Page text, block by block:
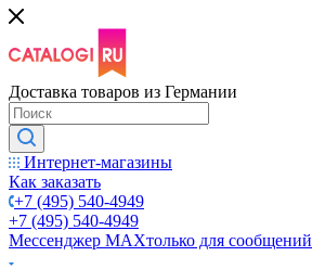
Доставка товаров из Германии
Интернет-магазины
Как заказать
+7 (495) 540-4949
+7 (495) 540-4949
Мессенджер МАХтолько для сообщений